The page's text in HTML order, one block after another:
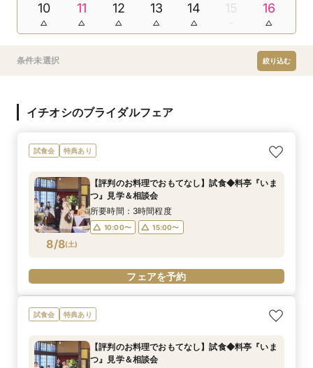
10 11 12 13 14 15 16
条件未選択 絞り込む
イチオシのブライダルフェア
試食会 特典あり
8/8(土)
【評判のお料理でおもてなし】試食◆料亭『いま
つ』見学＆相談会
所要時間：3時間程度
10:00〜 15:00〜
フェアを予約
試食会 特典あり
【評判のお料理でおもてなし】試食◆料亭『いま
つ』見学＆相談会